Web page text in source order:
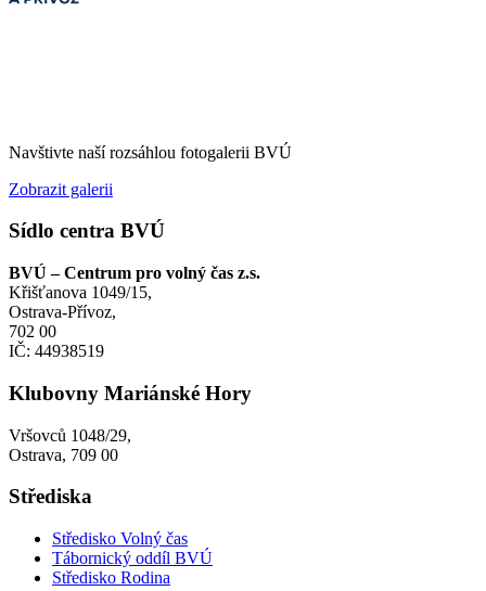
Navštivte naší rozsáhlou fotogalerii BVÚ
Zobrazit galerii
Sídlo centra BVÚ
BVÚ – Centrum pro volný čas z.s.
Křišťanova 1049/15,
Ostrava-Přívoz,
702 00
IČ: 44938519
Klubovny Mariánské Hory
Vršovců 1048/29,
Ostrava, 709 00
Střediska
Středisko Volný čas
Tábornický oddíl BVÚ
Středisko Rodina